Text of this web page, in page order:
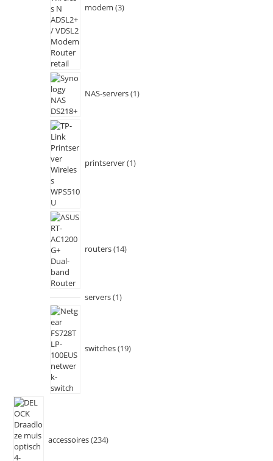
modem 3
NAS-servers 1
printserver 1
routers 14
servers 1
switches 19
accessoires 234